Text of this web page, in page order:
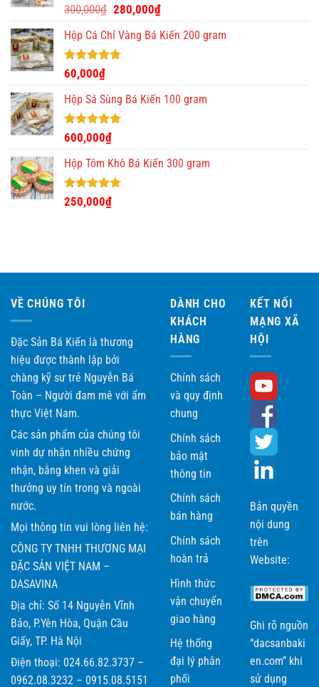
Được xếp
hạng
5.00
5 sao
300,000₫ Giá
là:
300,000₫.
280,000₫Giá
tại
Hộp Cá Chỉ Vàng Bá Kiến 200 gram
Được xếp
hạng
5.00
5 sao
60,000₫
Hộp Sá Sùng Bá Kiến 100 gram
Được xếp
hạng
5.00
5 sao
600,000₫
Hộp Tôm Khô Bá Kiến 300 gram
Được xếp
hạng
5.00
250,000₫
VỀ CHÚNG TÔI
Đặc Sản Bá Kiến là thương
hiệu được thành lập bởi
chàng kỹ sư trẻ Nguyễn Bá
Toàn – Người đam mê với ẩm
thực Việt Nam.
Các sản phẩm của chúng tôi
vinh dự nhận nhiều chứng
nhận, bằng khen và giải
thưởng uy tín trong và ngoài
nước.
Mọi thông tin vui lòng liên hệ:
CÔNG TY TNHH THƯƠNG MẠI
ĐẶC SẢN VIỆT NAM –
DASAVINA
Địa chỉ: Số 14 Nguyễn Vĩnh
Bảo, P.Yên Hòa, Quận Cầu
Giấy, TP. Hà Nội
Điện thoại: 024.66.82.3737 –
0962.08.3232 – 0915.08.5151
DÀNH CHO
KHÁCH
HÀNG
Chính sách
và quy định
chung
Chính sách
bảo mật
thông tin
Chính sách
bán hàng
Chính sách
hoàn trả
Hình thức
vận chuyển
giao hàng
Hệ thống
đại lý phân
phối
KẾT NỐI
MẠNG XÃ
HỘI
Bản quyền
nội dung
trên
Website:
Ghi rõ nguồn
“dacsanbaki
en.com” khi
sử dụng